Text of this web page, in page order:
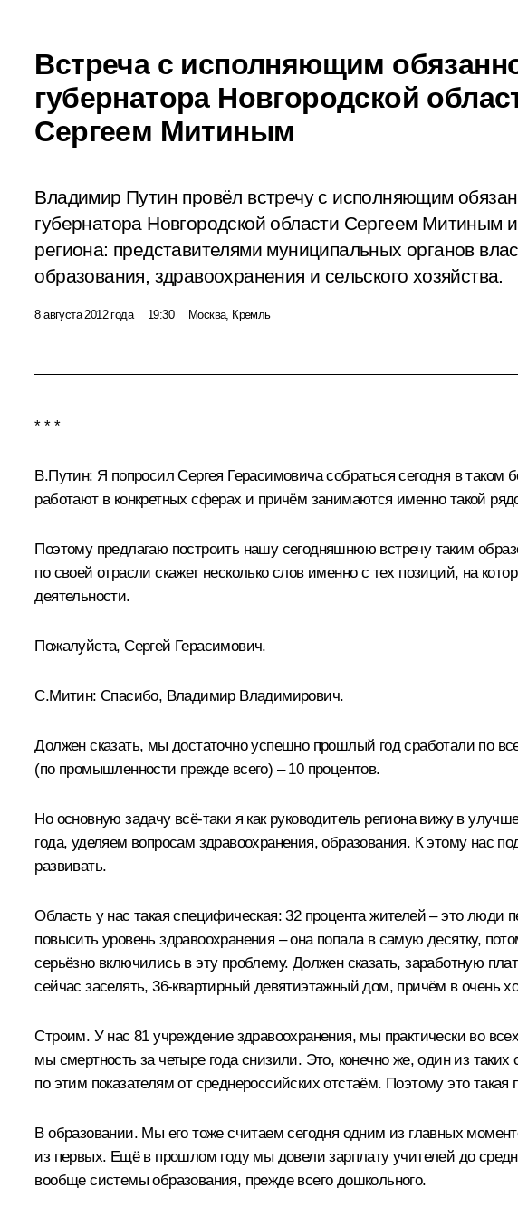
Встреча с исполняющим
губернатора Новгородской
Сергеем Митиным
Владимир Путин провёл встречу с исполняющим
губернатора Новгородской области Сергеем Митиным
региона: представителями муниципальных органов
образования, здравоохранения и сельского хозяйства.
8 августа 2012 года 19:30 Москва, Кремль
* * *
В.Путин: Я попросил Сергея Герасимовича собраться сегодня в
работают в конкретных сферах и причём занимаются именно такой
Поэтому предлагаю построить нашу сегодняшнюю встречу таким
по своей отрасли скажет несколько слов именно с тех позиций, на
деятельности.
Пожалуйста, Сергей Герасимович.
С.Митин:Спасибо, Владимир Владимирович.
Должен сказать, мы достаточно успешно прошлый год сработали по
(по промышленности прежде всего) – 10 процентов.
Но основную задачу всё‑таки я как руководитель региона вижу в
года, уделяем вопросам здравоохранения, образования. К этому нас
развивать.
Область у нас такая специфическая: 32 процента жителей – это люди
повысить уровень здравоохранения – она попала в самую десятку,
серьёзно включились в эту проблему. Должен сказать, заработную
сейчас заселять, 36-квартирный девятиэтажный дом, причём в очень
Строим. У нас 81 учреждение здравоохранения, мы практически во
мы смертность за четыре года снизили. Это, конечно же, один из
по этим показателям от среднероссийских отстаём. Поэтому это
В образовании. Мы его тоже считаем сегодня одним из главных
из первых. Ещё в прошлом году мы довели зарплату учителей до
вообще системы образования, прежде всего дошкольного.